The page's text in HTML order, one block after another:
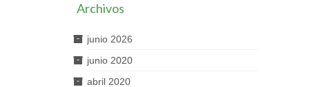
Archivos
junio 2026
junio 2020
abril 2020